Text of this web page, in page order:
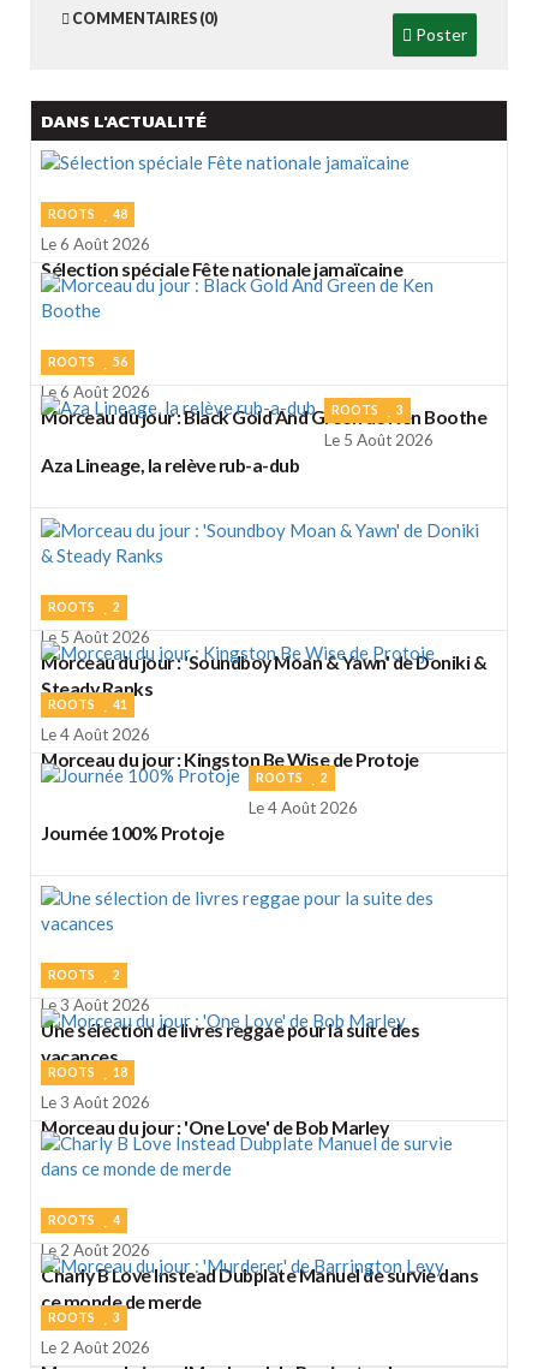
COMMENTAIRES (0)
Poster
DANS L'ACTUALITÉ
ROOTS 48
Le 6 Août 2026
Sélection spéciale Fête nationale jamaïcaine
ROOTS 56
Le 6 Août 2026
Morceau du jour : Black Gold And Green de Ken Boothe
ROOTS 3
Le 5 Août 2026
Aza Lineage, la relève rub-a-dub
ROOTS 2
Le 5 Août 2026
Morceau du jour : 'Soundboy Moan & Yawn' de Doniki &
Steady Ranks
ROOTS 41
Le 4 Août 2026
Morceau du jour : Kingston Be Wise de Protoje
ROOTS 2
Le 4 Août 2026
Journée 100% Protoje
ROOTS 2
Le 3 Août 2026
Une sélection de livres reggae pour la suite des
vacances
ROOTS 18
Le 3 Août 2026
Morceau du jour : 'One Love' de Bob Marley
ROOTS 4
Le 2 Août 2026
Charly B Love Instead Dubplate Manuel de survie dans
ce monde de merde
ROOTS 3
Le 2 Août 2026